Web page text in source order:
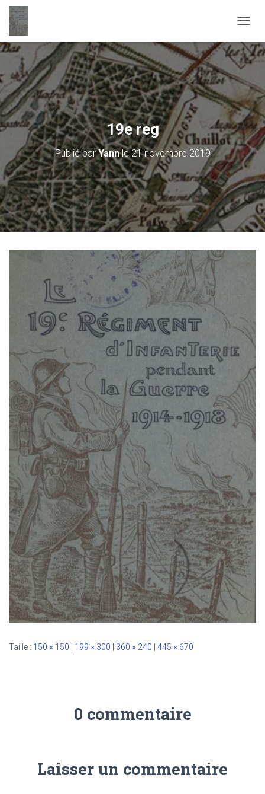
É
P
L
E
R
L
A
N
A
V
G
A
T
I
O
N
19e reg
Publié parYannle21 novembre 2019
Taille : 150 × 150 199 × 300 360 × 240 445 × 670
0 commentaire
Laisser un commentaire